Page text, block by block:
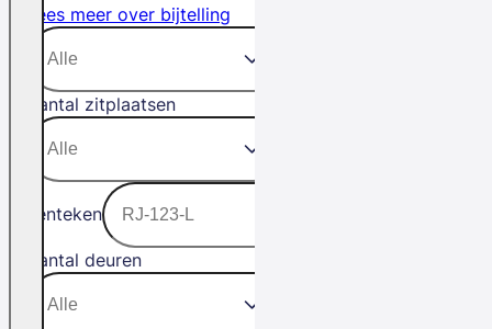
Lees meer over bijtelling
Aantal zitplaatsen
Kenteken
Aantal deuren